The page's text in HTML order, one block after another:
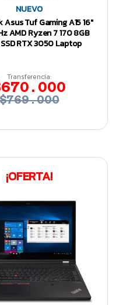
NUEVO
Tuf Gaming A15 16″
AMD Ryzen 7 170 8GB
SSD RTX 3050 Laptop
Transferencia:
¡OFERTA!